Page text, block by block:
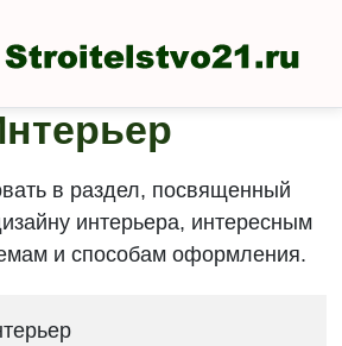
в раздел, посвященный
интерьера, интересным
и способам оформления.